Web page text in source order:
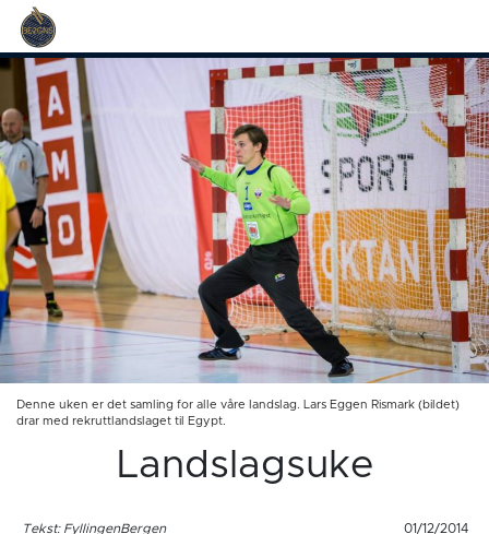
Denne uken er det samling for alle våre landslag. Lars Eggen Rismark (bildet)
drar med rekruttlandslaget til Egypt.
Landslagsuke
Tekst: FyllingenBergen 01/12/2014